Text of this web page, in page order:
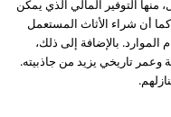
منها التوفير المالي الذي يمكن
أن شراء الأثاث المستعمل
بالإضافة إلى ذلك،
تاريخي يزيد من جاذبيته.